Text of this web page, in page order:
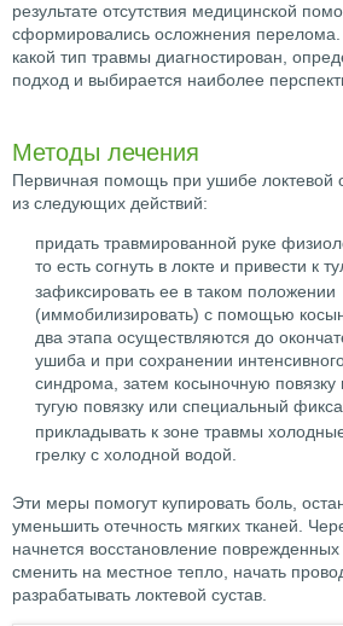
результате отсутствия медицинской
сформировались осложнения перелома.
какой тип травмы диагностирован,
подход и выбирается наиболее
Методы лечения
Первичная помощь при ушибе локтевой
из следующих действий:
придать травмированной руке
то есть согнуть в локте и привести к
зафиксировать ее в таком положении
(иммобилизировать) с помощью
два этапа осуществляются до
ушиба и при сохранении
синдрома, затем косыночную
тугую повязку или специальный
прикладывать к зоне травмы
грелку с холодной водой.
Эти меры помогут купировать боль,
уменьшить отечность мягких тканей.
начнется восстановление
сменить на местное тепло, начать
разрабатывать локтевой сустав.